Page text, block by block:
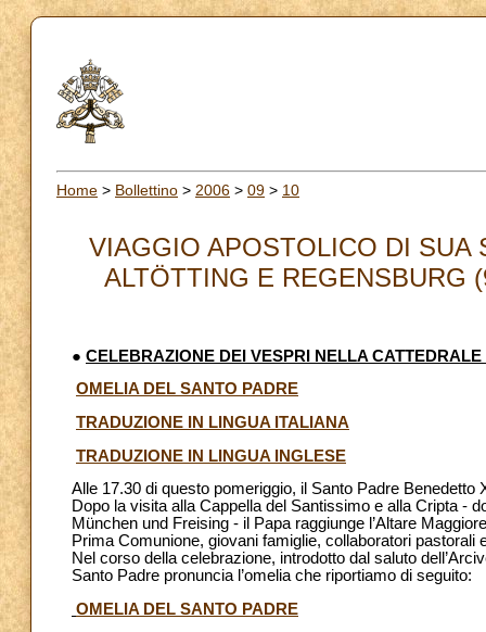
Home > Bollettino > 2006 > 09 > 10
VIAGGIO APOSTOLICO DI SUA
ALTÖTTING E REGENSBURG
● CELEBRAZIONE DEI VESPRI NELLA
OMELIA DEL SANTO PADRE
TRADUZIONE IN LINGUA ITALIANA
TRADUZIONE IN LINGUA INGLESE
Alle 17.30 di questo pomeriggio, il Santo Padre Benedetto
Dopo la visita alla Cappella del Santissimo e alla Cripta -
München und Freising - il Papa raggiunge l’Altare
Prima Comunione, giovani famiglie, collaboratori pastorali
Nel corso della celebrazione, introdotto dal saluto
Santo Padre pronuncia l’omelia che riportiamo di seguito:
OMELIA DEL SANTO PADRE